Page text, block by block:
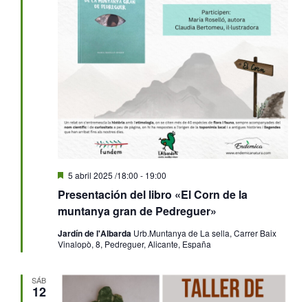
Presentación del libro «El Corn de la
muntanya gran de Pedreguer»
Destacado
5 abril 2025 /18:00 - 19:00
Jardín de l'Albarda Urb.Muntanya de La sella, Carrer Baix
Vinalopò, 8, Pedreguer, Alicante, España
SÁB
12